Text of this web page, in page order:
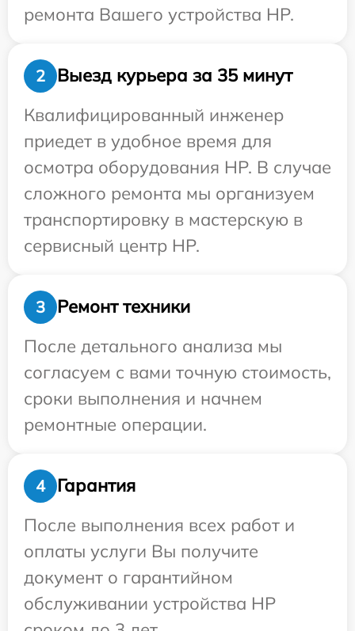
ремонта Вашего устройства HP.
2
Выезд курьера за 35 минут
Квалифицированный инженер
приедет в удобное время для
осмотра оборудования HP. В случае
сложного ремонта мы организуем
транспортировку в мастерскую в
сервисный центр HP.
3
Ремонт техники
После детального анализа мы
согласуем с вами точную стоимость,
сроки выполнения и начнем
ремонтные операции.
4
Гарантия
После выполнения всех работ и
оплаты услуги Вы получите
документ о гарантийном
обслуживании устройства HP